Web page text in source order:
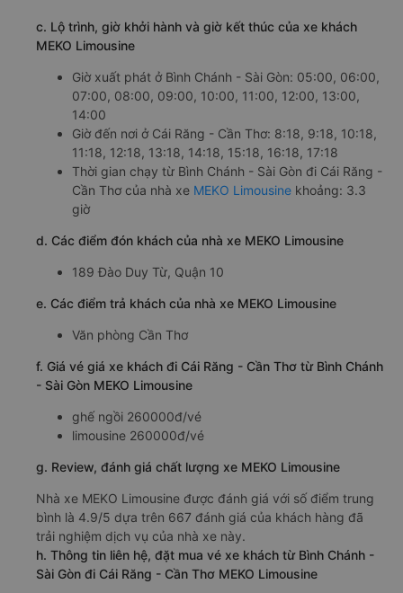
c. Lộ trình, giờ khởi hành và giờ kết thúc của xe khách
MEKO Limousine
Giờ xuất phát ở Bình Chánh - Sài Gòn: 05:00, 06:00,
07:00, 08:00, 09:00, 10:00, 11:00, 12:00, 13:00,
14:00
Giờ đến nơi ở Cái Răng - Cần Thơ: 8:18, 9:18, 10:18,
11:18, 12:18, 13:18, 14:18, 15:18, 16:18, 17:18
Thời gian chạy từ Bình Chánh - Sài Gòn đi Cái Răng -
Cần Thơ của nhà xe MEKO Limousine khoảng: 3.3
giờ
d. Các điểm đón khách của nhà xe MEKO Limousine
189 Đào Duy Từ, Quận 10
e. Các điểm trả khách của nhà xe MEKO Limousine
Văn phòng Cần Thơ
f. Giá vé giá xe khách đi Cái Răng - Cần Thơ từ Bình Chánh
- Sài Gòn MEKO Limousine
ghế ngồi 260000đ/vé
limousine 260000đ/vé
g. Review, đánh giá chất lượng xe MEKO Limousine
Nhà xe MEKO Limousine được đánh giá với số điểm trung
bình là 4.9/5 dựa trên 667 đánh giá của khách hàng đã
trải nghiệm dịch vụ của nhà xe này.
h. Thông tin liên hệ, đặt mua vé xe khách từ Bình Chánh -
Sài Gòn đi Cái Răng - Cần Thơ MEKO Limousine